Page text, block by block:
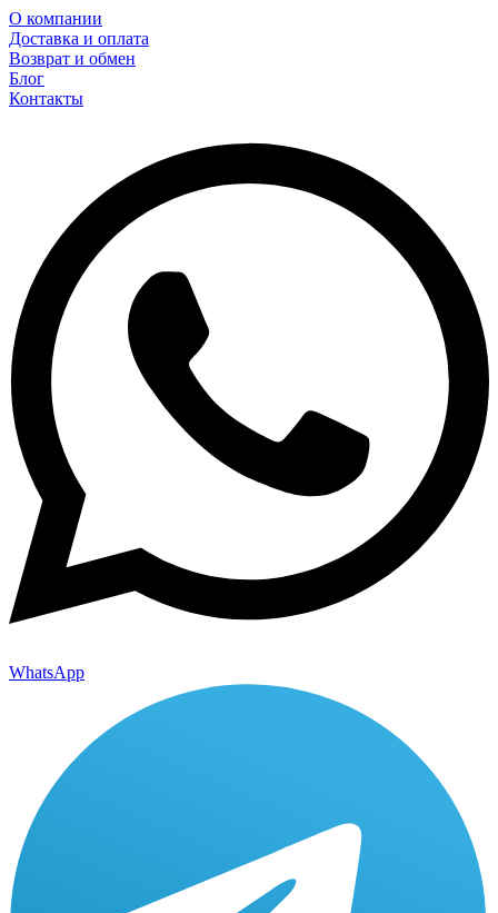
О компании
Доставка и оплата
Возврат и обмен
Блог
Контакты
WhatsApp